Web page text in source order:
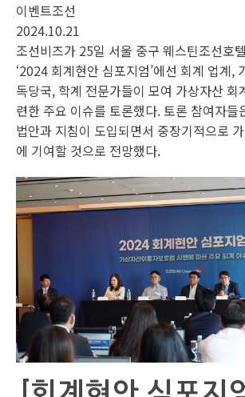
이벤트조선
2024.10.21
조선비즈가 25일 서울 중구 웨스틴조선호
‘2024 회계현안 심포지엄’에선 회계 업계,
독당국, 학계 전문가들이 모여 가상자산 회
련한 주요 이슈를 토론했다. 토론 참여자들
법안과 지침이 도입되면서 중장기적으로
에 기여할 것으로 전망했다.